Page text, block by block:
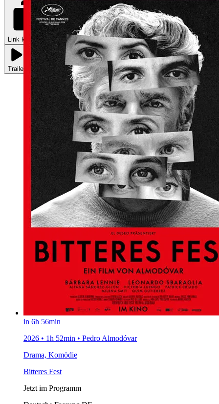
Link kopieren
Trailer
in 6h 56min
2026 • 1h 52min • Pedro Almodóvar
Drama, Komödie
Bitteres Fest
Jetzt im Programm